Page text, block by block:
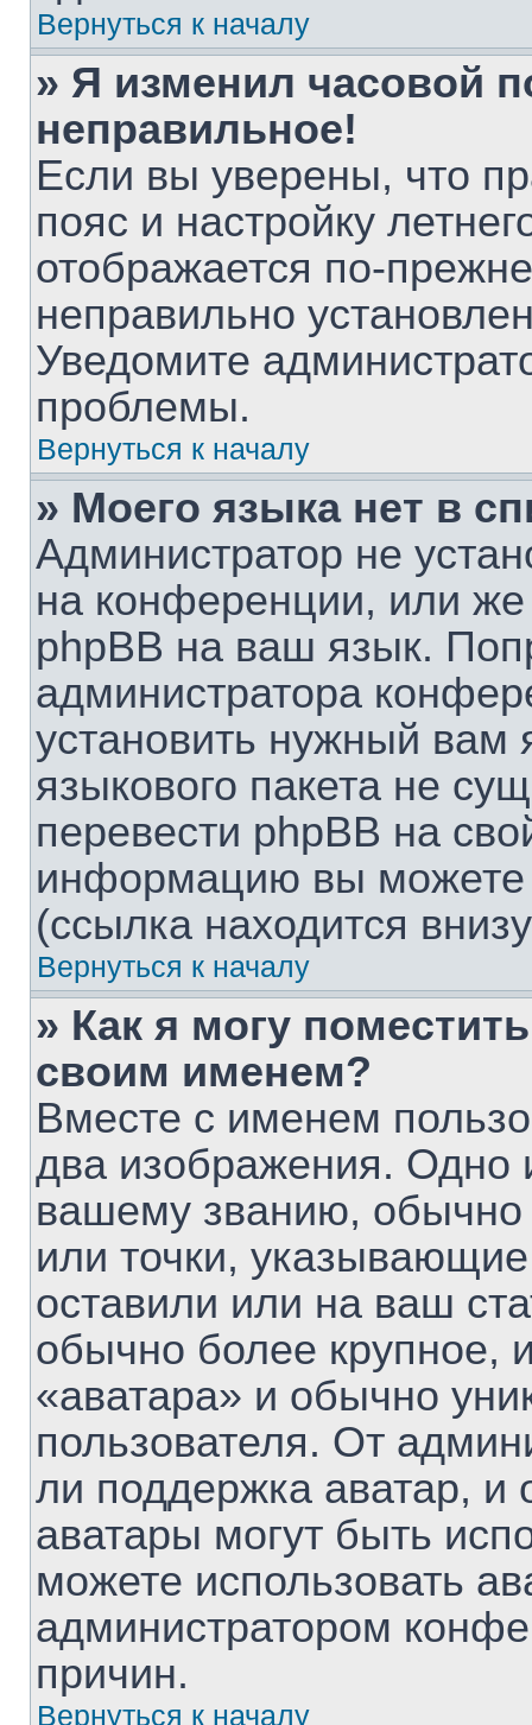
Вернуться к началу
» Я изменил часовой
неправильное!
Если вы уверены, что
пояс и настройку
отображается по-
неправильно
Уведомите
проблемы.
Вернуться к началу
» Моего языка нет в
Администратор не
на конференции, или же
phpBB на ваш язык.
администратора
установить нужный вам
языкового пакета не
перевести phpBB на
информацию вы можете
(ссылка находится
Вернуться к началу
» Как я могу
своим именем?
Вместе с именем
два изображения. Одно
вашему званию, обычно
или точки,
оставили или на ваш
обычно более крупное,
«аватара» и обычно
пользователя. От
ли поддержка аватар, и
аватары могут быть
можете использовать
администратором
причин.
Вернуться к началу